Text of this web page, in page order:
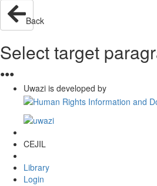
Back
Select target
●●●
Uwazi is developed by
CEJIL
Library
Login